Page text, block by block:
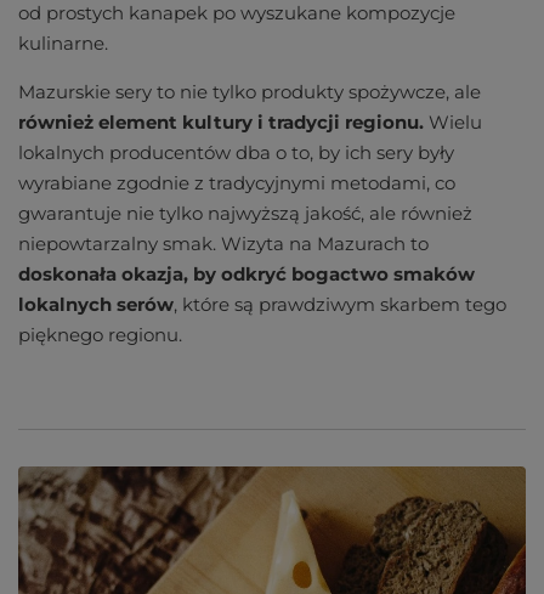
od prostych kanapek po wyszukane kompozycje
kulinarne.
Mazurskie sery to nie tylko produkty spożywcze, ale
również element kultury i tradycji regionu. Wielu
lokalnych producentów dba o to, by ich sery były
wyrabiane zgodnie z tradycyjnymi metodami, co
gwarantuje nie tylko najwyższą jakość, ale również
niepowtarzalny smak. Wizyta na Mazurach to
doskonała okazja, by odkryć bogactwo smaków
lokalnych serów, które są prawdziwym skarbem tego
pięknego regionu.